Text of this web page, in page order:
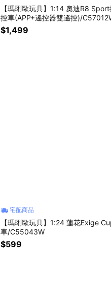
【瑪琍歐玩具】1:14 奧迪R8
控車(APP+遙控器雙遙控)/
$1,499
宅配商品
【瑪琍歐玩具】1:24 蓮花Exige
車/C55043W
$599